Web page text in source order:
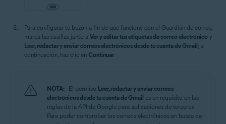
Para configurar tu buzón a fin de que funcione con el Guardián de correo,
marca las casillas junto a Ver y editar tus etiquetas de correo electrónico y
Leer, redactar y enviar correos electrónicos desde tu cuenta de Gmail; a
continuación, haz clic en Continuar.
NOTA: El permiso Leer, redactar y enviar correos
electrónicos desde tu cuenta de Gmail es un requisito en las
reglas de la API de Google para aplicaciones de terceros.
Para poder comprobar los correos electrónicos en busca de